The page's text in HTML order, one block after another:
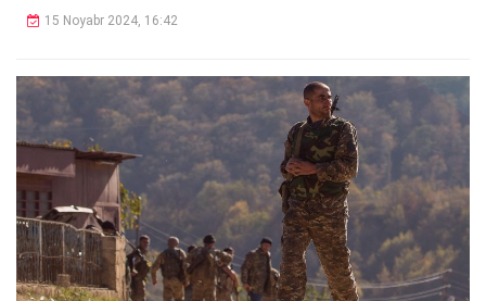
15 Noyabr 2024, 16:42